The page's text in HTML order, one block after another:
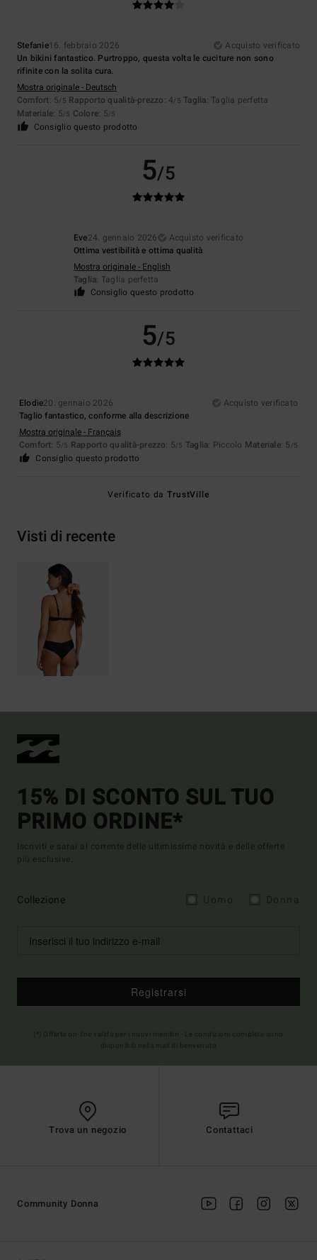
Stefanie16. febbraio 2026
Acquisto verificato
Un bikini fantastico. Purtroppo, questa volta le cuciture non sono
rifinite con la solita cura.
Mostra originale - Deutsch
Comfort: 5/5 Rapporto qualità-prezzo: 4/5 Taglia: Taglia perfetta
Materiale: 5/5 Colore: 5/5
Consiglio questo prodotto
5/5
Eve24. gennaio 2026
Acquisto verificato
Ottima vestibilità e ottima qualità
Mostra originale - English
Taglia: Taglia perfetta
Consiglio questo prodotto
5/5
Elodie20. gennaio 2026
Acquisto verificato
Taglio fantastico, conforme alla descrizione
Mostra originale - Français
Comfort: 5/5 Rapporto qualità-prezzo: 5/5 Taglia: Piccolo Materiale: 5 /5
Consiglio questo prodotto
Verificato daTrustVille
Visti di recente
15% DI SCONTO SUL TUO
PRIMO ORDINE*
Iscriviti e sarai al corrente delle ultimissime novità e delle offerte
più esclusive.
Collezione
Registrarsi
Trova un negozio Contattaci
Community Donna